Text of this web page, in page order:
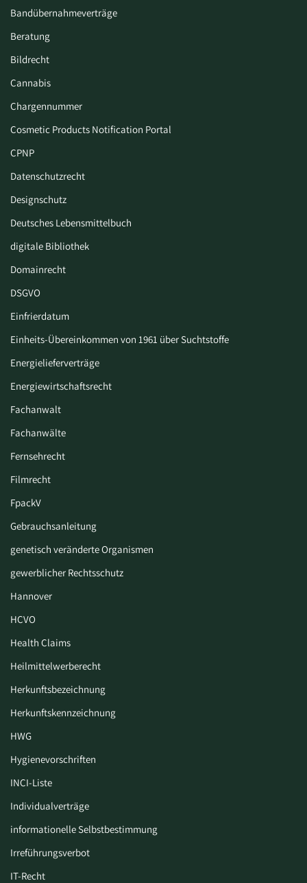
Bandübernahmeverträge
Beratung
Bildrecht
Cannabis
Chargennummer
Cosmetic Products Notification Portal
CPNP
Datenschutzrecht
Designschutz
Deutsches Lebensmittelbuch
digitale Bibliothek
Domainrecht
DSGVO
Einfrierdatum
Einheits-Übereinkommen von 1961 über Suchtstoffe
Energielieferverträge
Energiewirtschaftsrecht
Fachanwalt
Fachanwälte
Fernsehrecht
Filmrecht
FpackV
Gebrauchsanleitung
genetisch veränderte Organismen
gewerblicher Rechtsschutz
Hannover
HCVO
Health Claims
Heilmittelwerberecht
Herkunftsbezeichnung
Herkunftskennzeichnung
HWG
Hygiene­vorschriften
INCI-Liste
Individualverträge
informationelle Selbstbestimmung
Irreführungsverbot
IT-Recht